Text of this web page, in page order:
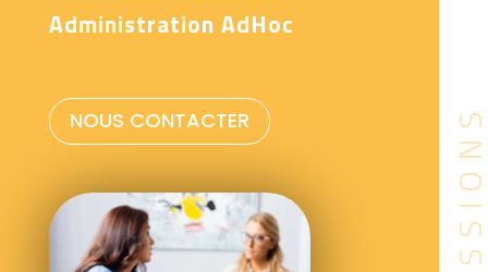
Administration AdHoc
NOUS CONTACTER